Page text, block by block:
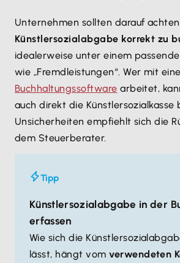
Unternehmen sollten darauf
Künstlersozialabgabe korrekt zu
idealerweise unter einem
wie „Fremdleistungen“. Wer mit
Buchhaltungssoftware arbeitet,
auch direkt die Künstlersozialkasse
Unsicherheiten empfiehlt sich die
dem Steuerberater.
Tipp
Künstlersozialabgabe in der
erfassen
Wie sich die
lässt, hängt vomverwendeten